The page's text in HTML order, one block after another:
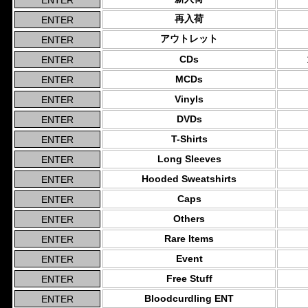
再入荷
アウトレット
CDs
MCDs
Vinyls
DVDs
T-Shirts
Long Sleeves
Hooded Sweatshirts
Caps
Others
Rare Items
Event
Free Stuff
Bloodcurdling ENT